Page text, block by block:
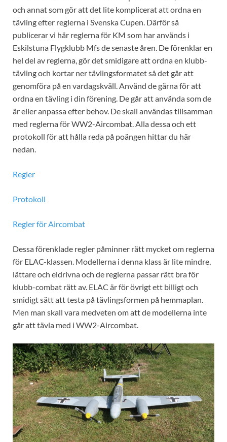
och annat som gör att det lite komplicerat att ordna en
tävling efter reglerna i Svenska Cupen. Därför så
publicerar vi här reglerna för KM som har används i
Eskilstuna Flygklubb Mfs de senaste åren. De förenklar en
hel del av reglerna, gör det smidigare att ordna en klubb-
tävling och kortar ner tävlingsformatet så det går att
genomföra på en vardagskväll. Använd de gärna för att
ordna en tävling i din förening. De går att använda som de
är eller anpassa efter behov. De skall användas tillsamman
med reglerna för WW2-Aircombat. Alla dessa och ett
protokoll för att hålla reda på poängen hittar du här
nedan.
Regler
Protokoll
Regler för Aircombat
Dessa förenklade regler påminner rätt mycket om reglerna
för ELAC-klassen. Modellerna i denna klass är lite mindre,
lättare och eldrivna och de reglerna passar rätt bra för
klubb-combat rätt av. ELAC är för övrigt ett billigt och
smidigt sätt att testa på tävlingsformen på hemmaplan.
Men man skall vara medveten om att de modellerna inte
går att tävla med i WW2-Aircombat.